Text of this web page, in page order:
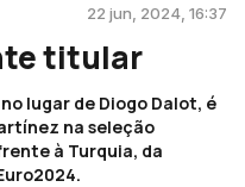
22 jun, 2024, 16:37
titular
lugar de Diogo Dalot, é
na seleção
à Turquia, da